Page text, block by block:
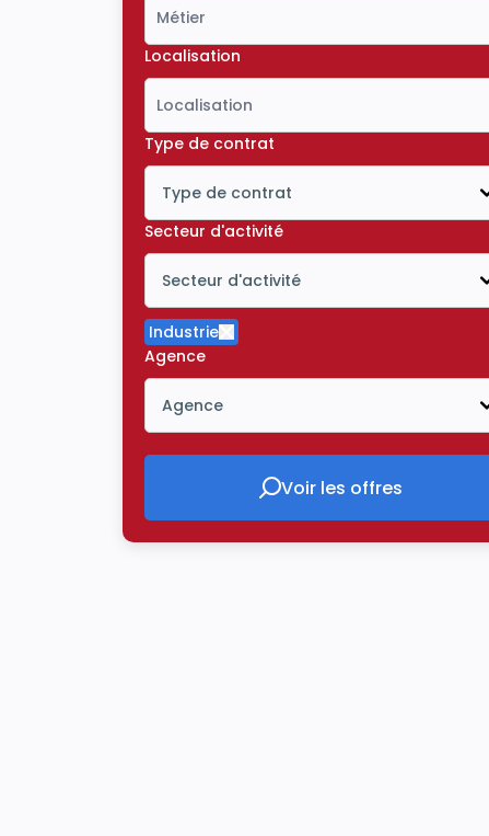
Localisation
Type de contrat
Type de contrat
Icône ouvrir la liste déroulante
Secteur d'activité
Secteur d'activité
Icône ouvrir la liste déroulante
Industrie
Supprimer le critère Industrie
Agence
Agence
Icône ouvrir la liste déroulante
Voir les offres
Voir les offres